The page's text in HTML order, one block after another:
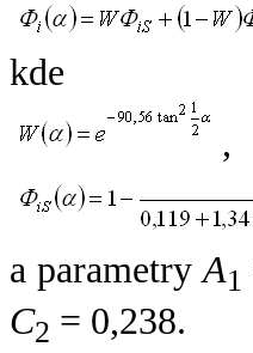
kde
,
a parametryA1
C2 = 0,238.